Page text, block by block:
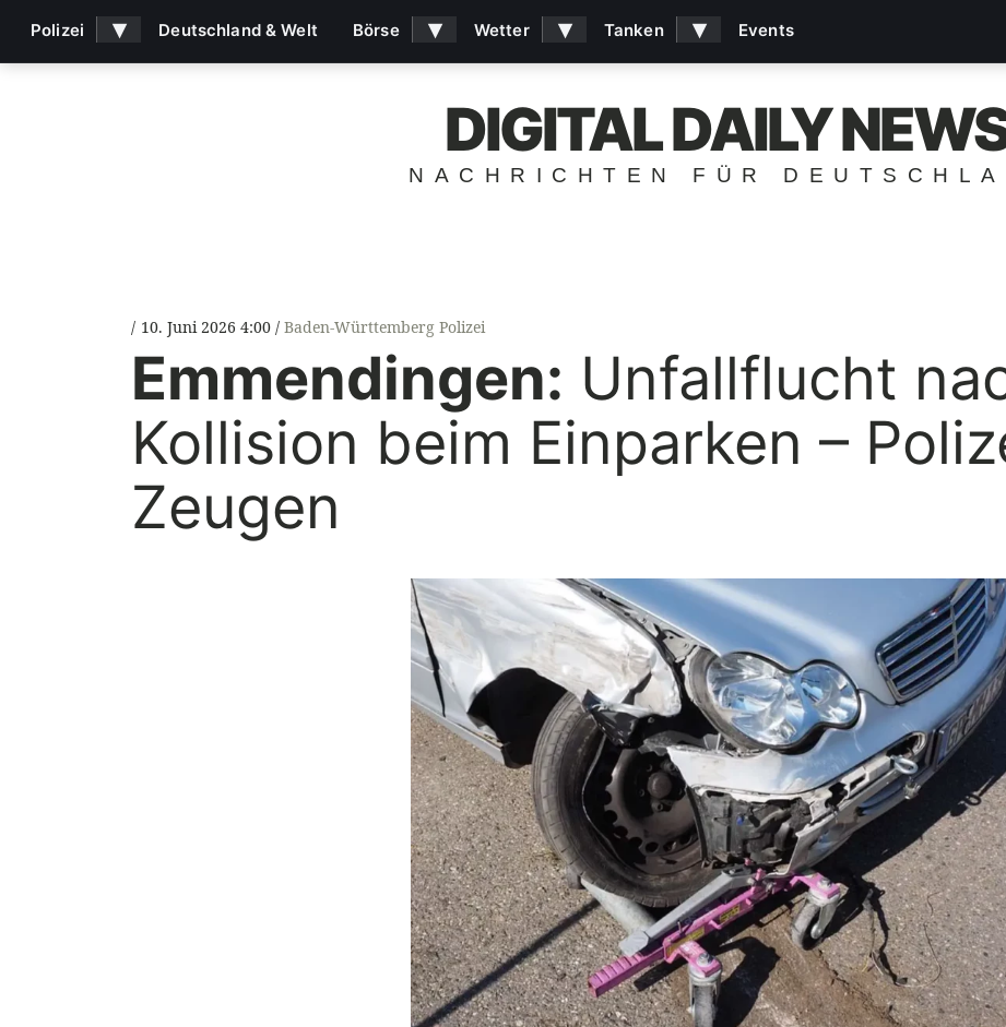
DIGITAL DAILY
NACHRICHTEN FÜR
10. Juni 2026 4:00 Baden-Württemberg Polizei
Emmendingen: Unfallflucht
Kollision beim Einparken –
Zeugen
Polizei ▾ Deutschland & Welt Börse ▾ Wetter ▾ Tanken ▾ Events